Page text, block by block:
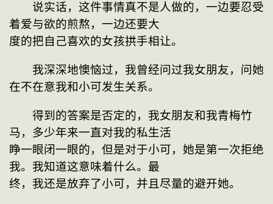
说实话，这件事情真不是人做的，一边要忍受
着爱与欲的煎熬，一边还要大
度的把自己喜欢的女孩拱手相让。
我深深地懊恼过，我曾经问过我女朋友，问她
在不在意我和小可发生关系。
得到的答案是否定的，我女朋友和我青梅竹
马，多少年来一直对我的私生活
睁一眼闭一眼的，但是对于小可，她是第一次拒绝
我。我知道这意味着什么。最
终，我还是放弃了小可，并且尽量的避开她。